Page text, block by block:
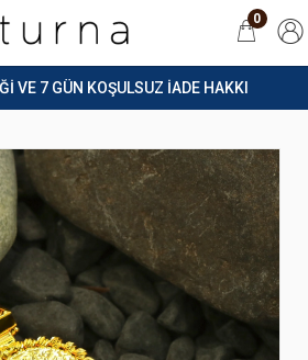
VE 7 GÜN KOŞULSUZ İADE HAKKI
0